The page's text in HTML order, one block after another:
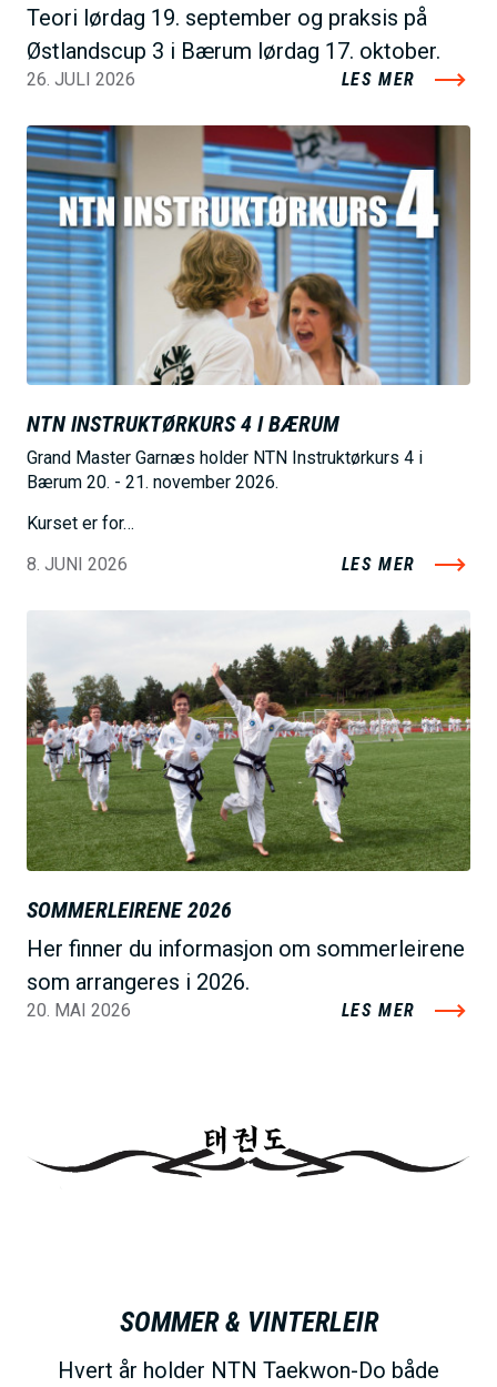
Teori lørdag 19. september og praksis på
Østlandscup 3 i Bærum lørdag 17. oktober.
26. JULI 2026 LES MER
B
i
l
d
e
NTN INSTRUKTØRKURS 4 I BÆRUM
Grand Master Garnæs holder NTN Instruktørkurs 4 i
Bærum 20. - 21. november 2026.
Kurset er for…
8. JUNI 2026
LES MER
l
d
e
SOMMERLEIRENE 2026
Her finner du informasjon om sommerleirene
som arrangeres i 2026.
20. MAI 2026 LES MER
SOMMER & VINTERLEIR
Hvert år holder NTN Taekwon-Do både